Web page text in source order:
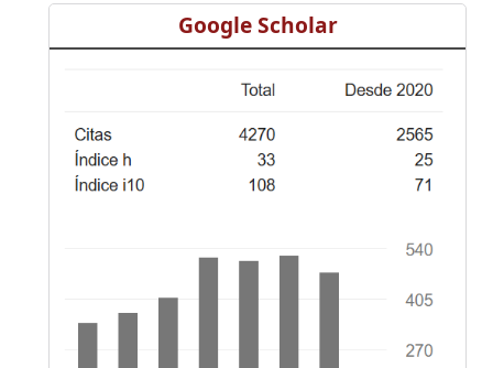
Google Scholar